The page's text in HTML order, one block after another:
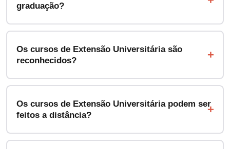
graduação?
Os cursos de Extensão Universitária são
reconhecidos?
Os cursos de Extensão Universitária podem ser
feitos a distância?